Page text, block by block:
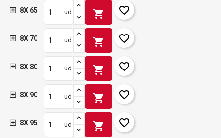
8X 65 ud shopping_cart favorite_border
8X 70 ud shopping_cart favorite_border
8X 80 ud shopping_cart favorite_border
8X 90 ud shopping_cart favorite_border
8X 95 ud shopping_cart favorite_border